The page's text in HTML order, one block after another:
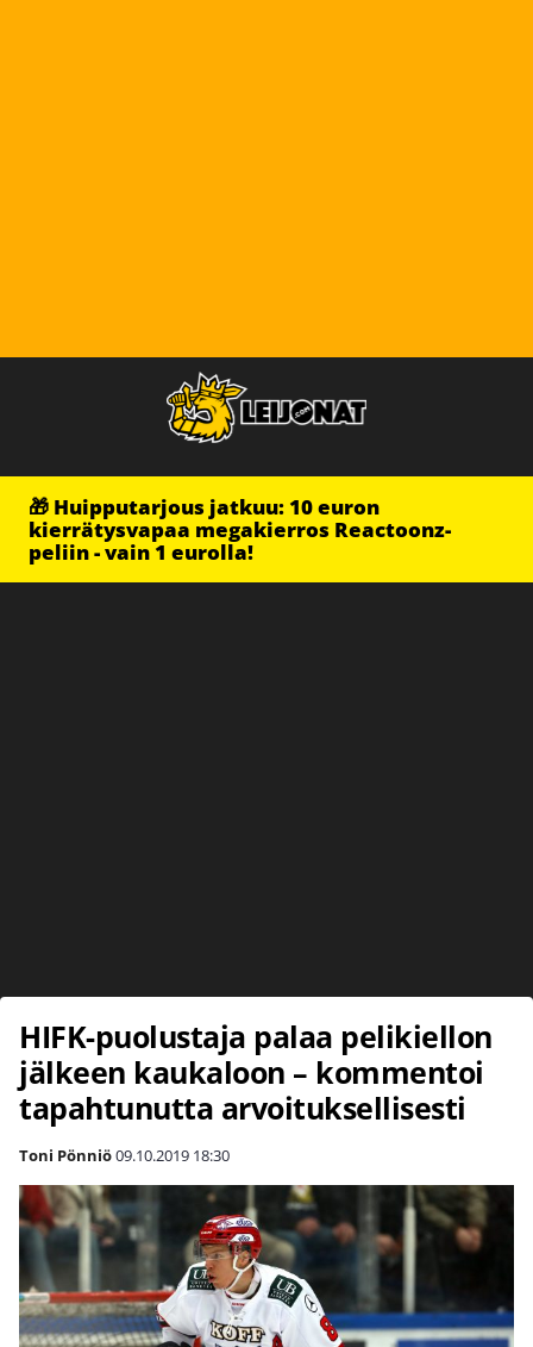
🎁 Huipputarjous jatkuu: 10 euron
kierrätysvapaa megakierros Reactoonz-
peliin - vain 1 eurolla!
HIFK-puolustaja palaa pelikiellon
jälkeen kaukaloon – kommentoi
tapahtunutta arvoituksellisesti
Toni Pönniö09.10.2019 18:30